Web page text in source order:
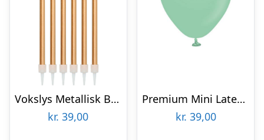
Vokslys Metallisk Bronze
kr. 39,00
Premium Mini Latexballoner Mintgrøn
kr. 39,00